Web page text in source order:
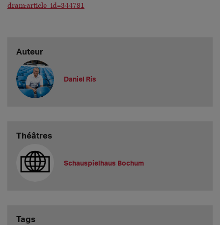
dram:article_id=344781
Auteur
Daniel Ris
Théâtres
Schauspielhaus Bochum
Tags